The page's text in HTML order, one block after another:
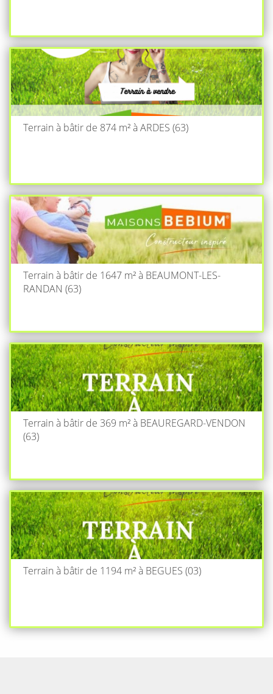
Terrain à bâtir de 874 m² à ARDES (63)
Terrain à bâtir de 1647 m² à BEAUMONT-LES-
RANDAN (63)
Terrain à bâtir de 369 m² à BEAUREGARD-VENDON
(63)
Terrain à bâtir de 1194 m² à BEGUES (03)